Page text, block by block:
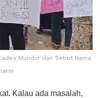
Mundur dan Sebut Nama
Kalau ada masalah,